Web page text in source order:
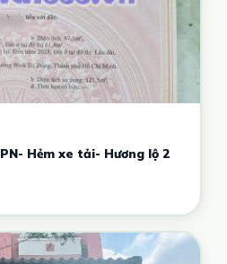
Hẻm xe tải- Hương lộ 2